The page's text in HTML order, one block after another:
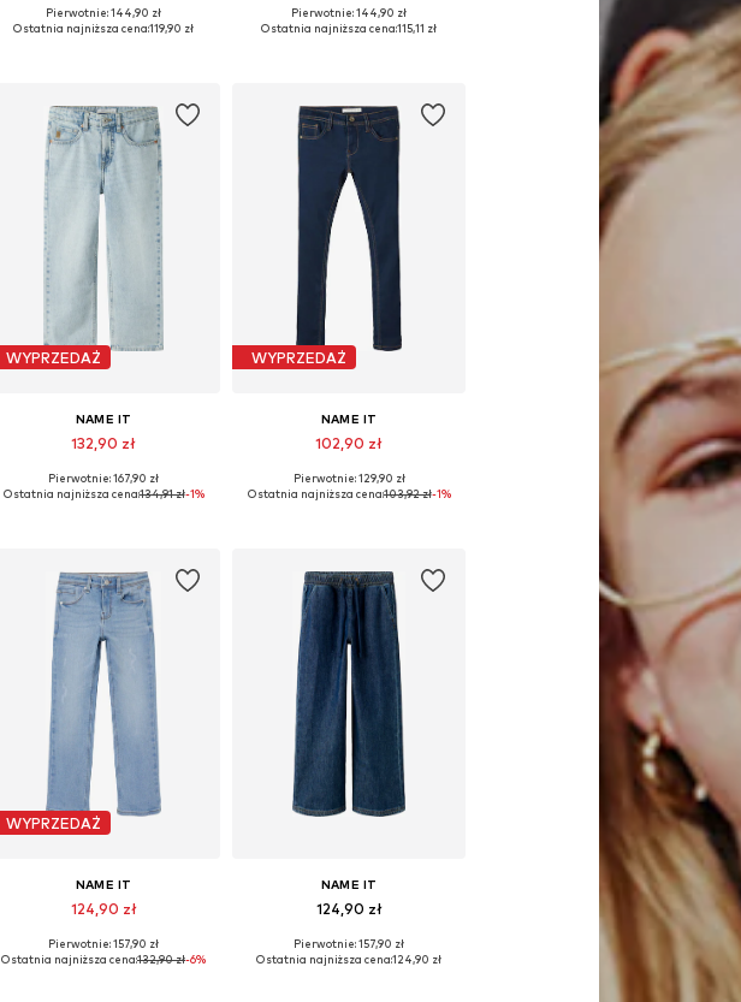
Dostępne w różnych rozmiarach
Pierwotnie: 144,90 zł
Ostatnia najniższa cena:119,90 zł
Dostępne w różnych rozmiarach
Pierwotnie: 144,90 zł
Ostatnia najniższa cena:115,11 zł
WYPRZEDAŻ
NAME IT
132,90 zł
Dostępne w różnych rozmiarach
Pierwotnie: 167,90 zł
Ostatnia najniższa cena:134,91 zł-1%
WYPRZEDAŻ
NAME IT
102,90 zł
Dostępne w różnych rozmiarach
Pierwotnie: 129,90 zł
Ostatnia najniższa cena:103,92 zł-1%
WYPRZEDAŻ
NAME IT
124,90 zł
Dostępne w różnych rozmiarach
Pierwotnie: 157,90 zł
Ostatnia najniższa cena:132,90 zł-6%
NAME IT
124,90 zł
Dostępne w różnych rozmiarach
Pierwotnie: 157,90 zł
Ostatnia najniższa cena:124,90 zł